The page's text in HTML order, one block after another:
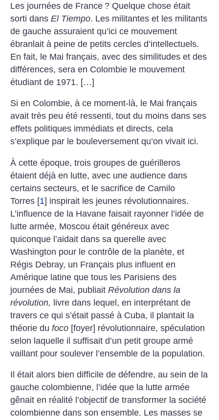
Les journées de France ? Quelque chose était
sorti dansEl Tiempo. Les militantes et les militants
de gauche assuraient qu’ici ce mouvement
ébranlait à peine de petits cercles d’intellectuels.
En fait, le Mai français, avec des similitudes et des
différences, sera en Colombie le mouvement
étudiant de 1971. […]
Si en Colombie, à ce moment-là, le Mai français
avait très peu été ressenti, tout du moins dans ses
effets politiques immédiats et directs, cela
s’explique par le bouleversement qu’on vivait ici.
À cette époque, trois groupes de guérilleros
étaient déjà en lutte, avec une audience dans
certains secteurs, et le sacrifice de Camilo
Torres [1] inspirait les jeunes révolutionnaires.
L’influence de la Havane faisait rayonner l’idée de
lutte armée, Moscou était généreux avec
quiconque l’aidait dans sa querelle avec
Washington pour le contrôle de la planète, et
Régis Debray, un Français plus influent en
Amérique latine que tous les Parisiens des
journées de Mai, publiaitRévolution dans la
révolution, livre dans lequel, en interprétant de
travers ce qui s’était passé à Cuba, il plantait la
théorie dufoco [foyer] révolutionnaire, spéculation
selon laquelle il suffisait d’un petit groupe armé
vaillant pour soulever l’ensemble de la population.
Il était alors bien difficile de défendre, au sein de la
gauche colombienne, l’idée que la lutte armée
gênait en réalité l’objectif de transformer la société
colombienne dans son ensemble. Les masses se